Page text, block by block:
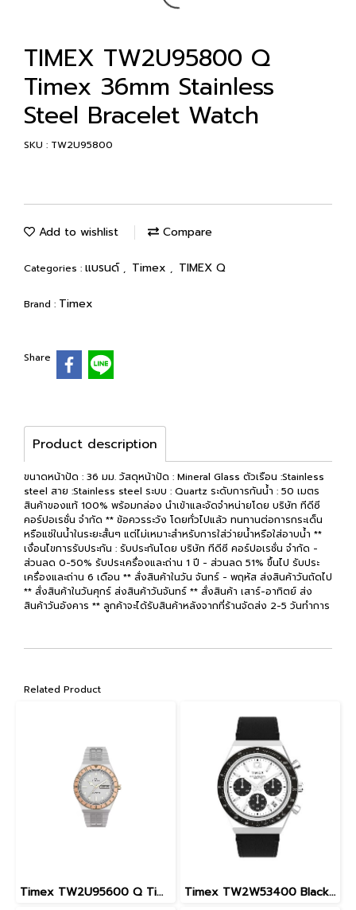
TIMEX TW2U95800 Q
Timex 36mm Stainless
Steel Bracelet Watch
SKU : TW2U95800
Add to wishlist Compare
Categories : แบรนด์ , Timex , TIMEX Q
Brand : Timex
Share
Product description
ขนาดหน้าปัด : 36 มม. วัสดุหน้าปัด : Mineral Glass ตัวเรือน :Stainless
steel สาย :Stainless steel ระบบ : Quartz ระดับการกันน้ำ : 50 เมตร
สินค้าของแท้ 100% พร้อมกล่อง นำเข้าและจัดจำหน่ายโดย บริษัท ทีดีซี
คอร์ปอเรชั่น จำกัด ** ข้อควรระวัง โดยทั่วไปแล้ว ทนทานต่อการกระเด็น
หรือแช่ในน้ำในระยะสั้นๆ แต่ไม่เหมาะสำหรับการใส่ว่ายน้ำหรือใส่อาบน้ำ **
เงื่อนไขการรับประกัน : รับประกันโดย บริษัท ทีดีซี คอร์ปอเรชั่น จำกัด -
ส่วนลด 0-50% รับประเครื่องและถ่าน 1 ปี - ส่วนลด 51% ขึ้นไป รับประ
เครื่องและถ่าน 6 เดือน ** สั่งสินค้าในวัน จันทร์ - พฤหัส ส่งสินค้าวันถัดไป
** สั่งสินค้าในวันศุกร์ ส่งสินค้าวันจันทร์ ** สั่งสินค้า เสาร์-อาทิตย์ ส่ง
สินค้าวันอังคาร ** ลูกค้าจะได้รับสินค้าหลังจากที่ร้านจัดส่ง 2-5 วันทำการ
Related Product
Timex TW2U95600 Q Timex 36mm Stainless Steel Bracelet Watch Timex TW2W53400 Black Mens Chronograph Watch Q Diver Chrono 40mm.